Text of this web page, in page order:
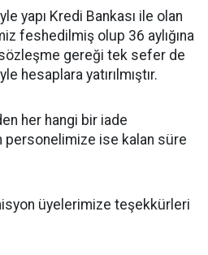
yapı Kredi Bankası ile olan
feshedilmiş olup 36 aylığına
gereği tek sefer de
hesaplara yatırılmıştır.
her hangi bir iade
personelimize ise kalan süre
üyelerimize teşekkürleri